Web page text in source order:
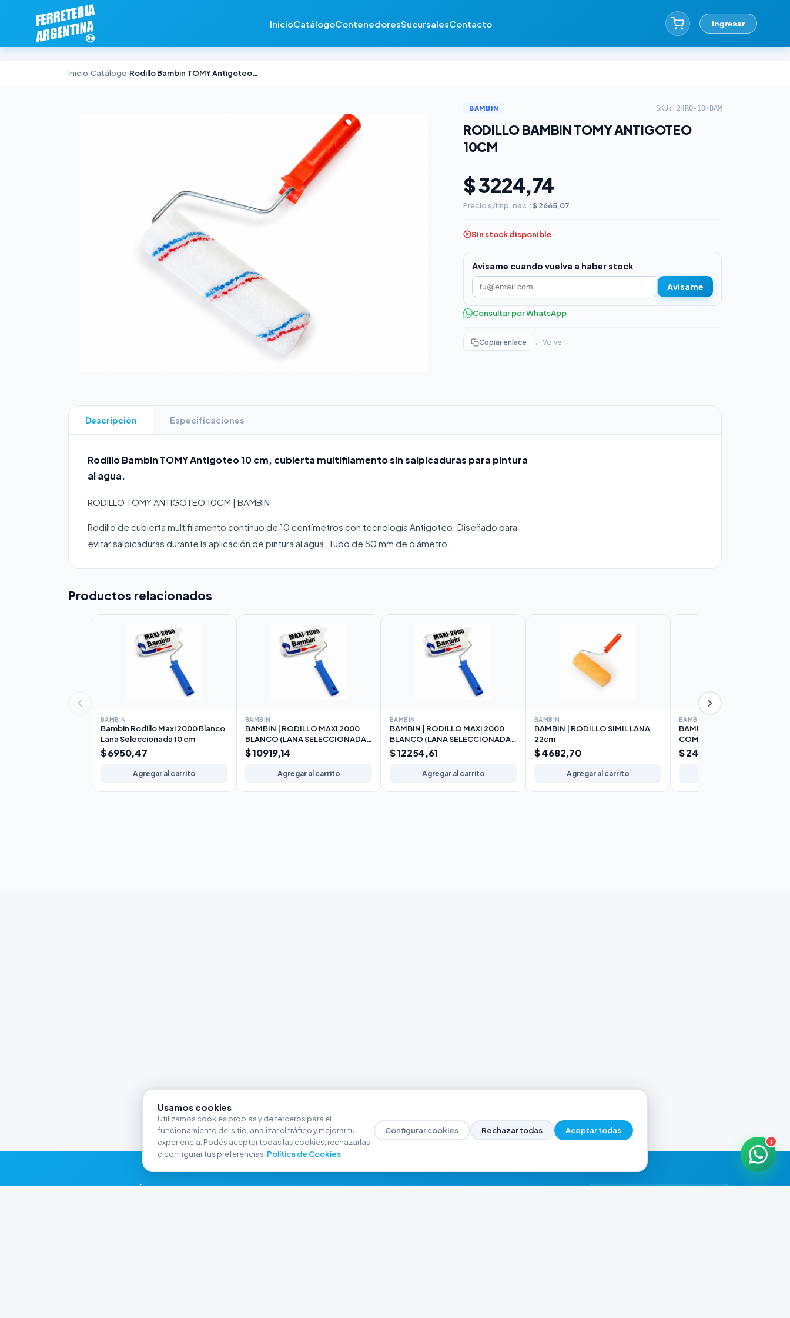
InicioCatálogoContenedoresSucursalesContacto Ingresar
Inicio›Catálogo› Rodillo Bambin TOMY Antigoteo 10cm
BAMBIN SKU: 24RO-10-BAM
RODILLO BAMBIN TOMY ANTIGOTEO
10CM
$ 3224,74
Precio s/imp. nac.: $ 2665,07
Sin stock disponible
Avisame cuando vuelva a haber stock
Avisame
Consultar por WhatsApp
Copiar enlace ← Volver
Descripción Especificaciones
Rodillo Bambin TOMY Antigoteo 10 cm, cubierta multifilamento sin salpicaduras para pintura
al agua.
RODILLO TOMY ANTIGOTEO 10CM | BAMBIN
Rodillo de cubierta multifilamento continuo de 10 centímetros con tecnología Antigoteo. Diseñado para
evitar salpicaduras durante la aplicación de pintura al agua. Tubo de 50 mm de diámetro.
Productos relacionados
BAMBIN
Bambin Rodillo Maxi 2000 Blanco
Lana Seleccionada 10 cm
$ 6950,47
Agregar al carrito
BAMBIN
BAMBIN | RODILLO MAXI 2000
BLANCO (LANA SELECCIONADA)
17cm
$ 10919,14
Agregar al carrito
BAMBIN
BAMBIN | RODILLO MAXI 2000
BLANCO (LANA SELECCIONADA)
22cm
$ 12254,61
Agregar al carrito
BAMBIN
BAMBIN | RODILLO SIMIL LANA
22cm
$ 4682,70
Agregar al carrito
BAMBIN
BAMBIN | RODILLO
COMPLETO 10cm
$ 2426,48
FERRETERÍA ARGENTINA
1
Usamos cookies
Utilizamos cookies propias y de terceros para el
funcionamiento del sitio, analizar el tráfico y mejorar tu
experiencia. Podés aceptar todas las cookies, rechazarlas
o configurar tus preferencias. Política de Cookies.
Configurar cookies Rechazar todas Aceptar todas